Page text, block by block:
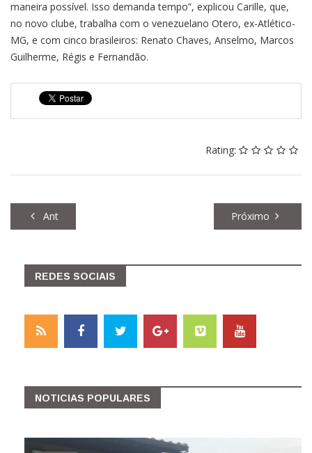
maneira possível. Isso demanda tempo”, explicou Carille, que,
no novo clube, trabalha com o venezuelano Otero, ex-Atlético-
MG, e com cinco brasileiros: Renato Chaves, Anselmo, Marcos
Guilherme, Régis e Fernandão.
Rating:
Ant Próximo
REDES SOCIAIS
NOTICIAS POPULARES